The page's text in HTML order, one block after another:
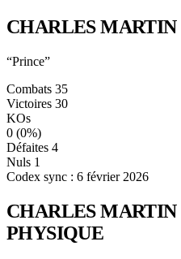
CHARLESMARTIN
“Prince”
Combats 35
Victoires 30
KOs
0 (0%)
Défaites 4
Nuls 1
Codex sync : 6 février 2026
CHARLES MARTIN
PHYSIQUE